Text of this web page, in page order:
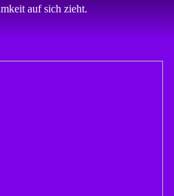
auf sich zieht.